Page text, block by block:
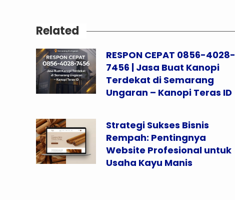
Related
RESPON CEPAT 0856-4028-
7456 | Jasa Buat Kanopi
Terdekat di Semarang
Ungaran – Kanopi Teras ID
Strategi Sukses Bisnis
Rempah: Pentingnya
Website Profesional untuk
Usaha Kayu Manis